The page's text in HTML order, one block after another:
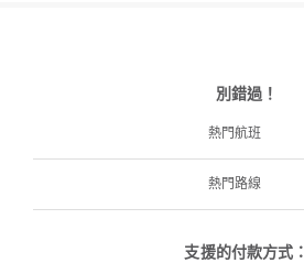
別錯過！
熱門航班
熱門路線
支援的付款方式：